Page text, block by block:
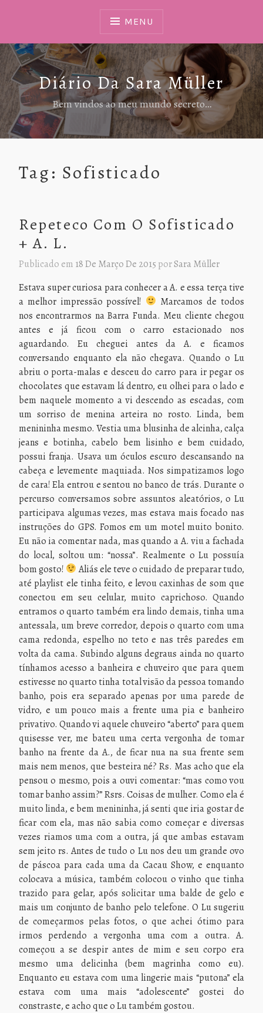
MENU
Diário Da Sara Müller
Bem vindos ao meu mundo secreto…
Tag: Sofisticado
Repeteco Com O Sofisticado
+ A. L.
Publicado em 18 De Março De 2015 porSara Müller
Estava super curiosa para conhecer a A. e essa terça tive
a melhor impressão possível!
Marcamos de todos
nos encontrarmos na Barra Funda. Meu cliente chegou
antes e já ficou com o carro estacionado nos
aguardando. Eu cheguei antes da A. e ficamos
conversando enquanto ela não chegava. Quando o Lu
abriu o porta-malas e desceu do carro para ir pegar os
chocolates que estavam lá dentro, eu olhei para o lado e
bem naquele momento a vi descendo as escadas, com
um sorriso de menina arteira no rosto. Linda, bem
menininha mesmo. Vestia uma blusinha de alcinha, calça
jeans e botinha, cabelo bem lisinho e bem cuidado,
possui franja. Usava um óculos escuro descansando na
cabeça e levemente maquiada. Nos simpatizamos logo
de cara! Ela entrou e sentou no banco de trás. Durante o
percurso conversamos sobre assuntos aleatórios, o Lu
participava algumas vezes, mas estava mais focado nas
instruções do GPS. Fomos em um motel muito bonito.
Eu não ia comentar nada, mas quando a A. viu a fachada
do local, soltou um: “nossa”. Realmente o Lu possuía
bom gosto!
Aliás ele teve o cuidado de preparar tudo,
até playlist ele tinha feito, e levou caxinhas de som que
conectou em seu celular, muito caprichoso. Quando
entramos o quarto também era lindo demais, tinha uma
antessala, um breve corredor, depois o quarto com uma
cama redonda, espelho no teto e nas três paredes em
volta da cama. Subindo alguns degraus ainda no quarto
tínhamos acesso a banheira e chuveiro que para quem
estivesse no quarto tinha total visão da pessoa tomando
banho, pois era separado apenas por uma parede de
vidro, e um pouco mais a frente uma pia e banheiro
privativo. Quando vi aquele chuveiro “aberto” para quem
quisesse ver, me bateu uma certa vergonha de tomar
banho na frente da A., de ficar nua na sua frente sem
mais nem menos, que besteira né? Rs. Mas acho que ela
pensou o mesmo, pois a ouvi comentar: “mas como vou
tomar banho assim?” Rsrs. Coisas de mulher. Como ela é
muito linda, e bem menininha, já senti que iria gostar de
ficar com ela, mas não sabia como começar e diversas
vezes riamos uma com a outra, já que ambas estavam
sem jeito rs. Antes de tudo o Lu nos deu um grande ovo
de páscoa para cada uma da Cacau Show, e enquanto
colocava a música, também colocou o vinho que tinha
trazido para gelar, após solicitar uma balde de gelo e
mais um conjunto de banho pelo telefone. O Lu sugeriu
de começarmos pelas fotos, o que achei ótimo para
irmos perdendo a vergonha uma com a outra. A.
começou a se despir antes de mim e seu corpo era
mesmo uma delicinha (bem magrinha como eu).
Enquanto eu estava com uma lingerie mais “putona” ela
estava com uma mais “adolescente” gostei do
constraste, e acho que o Lu também gostou.